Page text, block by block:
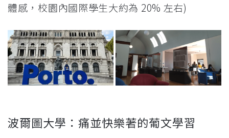
體感，校園內國際學生大約為 20% 左右)
波爾圖大學：痛並快樂著的葡文學習